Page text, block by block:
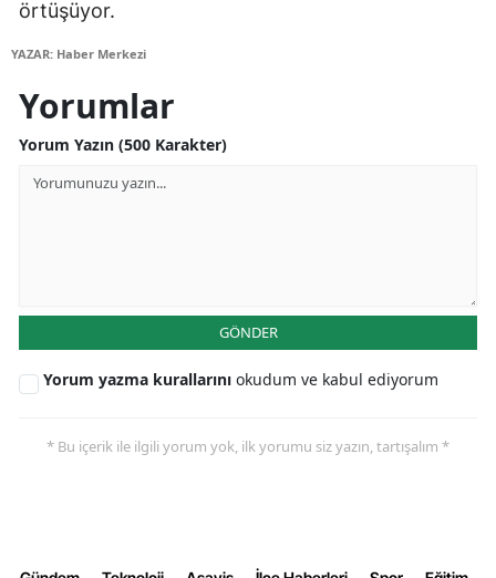
Kırıkkale
Şırnak
örtüşüyor.
YAZAR: Haber Merkezi
Yorumlar
Yorum Yazın (500 Karakter)
GÖNDER
Yorum yazma kurallarını okudum ve kabul ediyorum
* Bu içerik ile ilgili yorum yok, ilk yorumu siz yazın, tartışalım *